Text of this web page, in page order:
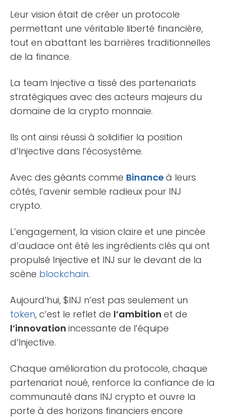
Leur vision était de créer un protocole
permettant une véritable liberté financière,
tout en abattant les barrières traditionnelles
de la finance.
La team Injective a tissé des partenariats
stratégiques avec des acteurs majeurs du
domaine de la crypto monnaie.
Ils ont ainsi réussi à solidifier la position
d’Injective dans l’écosystème.
Avec des géants comme Binanceà leurs
côtés, l’avenir semble radieux pour INJ
crypto.
L’engagement, la vision claire et une pincée
d’audace ont été les ingrédients clés qui ont
propulsé Injective et INJ sur le devant de la
scène blockchain.
Aujourd’hui, $INJ n’est pas seulement un
token, c’est le reflet de l’ambition et de
l’innovation incessante de l’équipe
d’Injective.
Chaque amélioration du protocole, chaque
partenariat noué, renforce la confiance de la
communauté dans INJ crypto et ouvre la
porte à des horizons financiers encore